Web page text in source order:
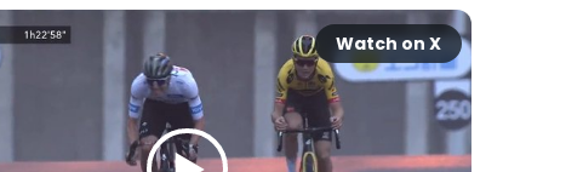
Watch on X